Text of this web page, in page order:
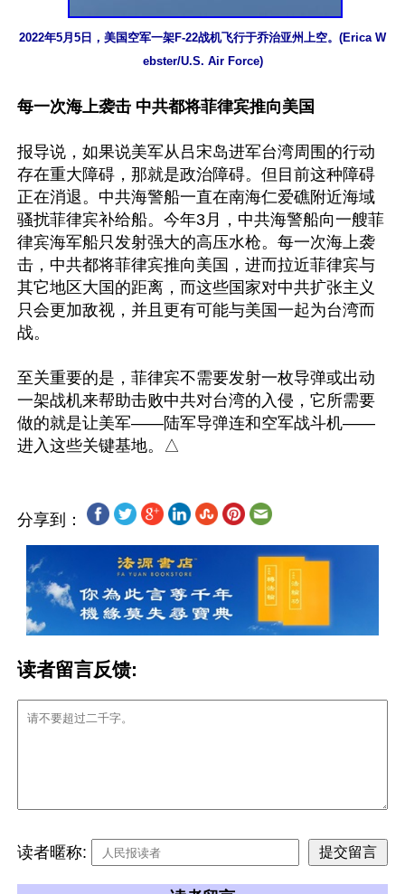
2022年5月5日，美国空军一架F-22战机飞行于乔治亚州上空。(Erica W
ebster/U.S. Air Force)
每一次海上袭击 中共都将菲律宾推向美国
报导说，如果说美军从吕宋岛进军台湾周围的行动
存在重大障碍，那就是政治障碍。但目前这种障碍
正在消退。中共海警船一直在南海仁爱礁附近海域
骚扰菲律宾补给船。今年3月，中共海警船向一艘菲
律宾海军船只发射强大的高压水枪。每一次海上袭
击，中共都将菲律宾推向美国，进而拉近菲律宾与
其它地区大国的距离，而这些国家对中共扩张主义
只会更加敌视，并且更有可能与美国一起为台湾而
战。
至关重要的是，菲律宾不需要发射一枚导弹或出动
一架战机来帮助击败中共对台湾的入侵，它所需要
做的就是让美军——陆军导弹连和空军战斗机——
分享到：
读者留言反馈:
读者暱称: